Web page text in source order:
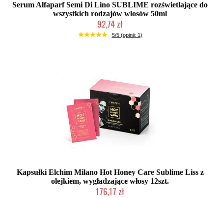
Serum Alfaparf Semi Di Lino SUBLIME rozświetlające do
wszystkich rodzajów włosów 50ml
92,74 zł
2-5 dni roboczych
5/5 (opinii: 1)
Kapsułki Elchim Milano Hot Honey Care Sublime Liss z
olejkiem, wygładzające włosy 12szt.
176,17 zł